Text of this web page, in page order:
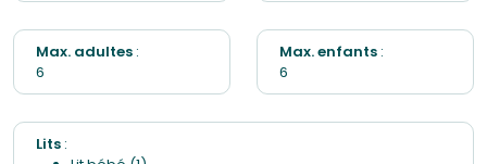
Max. adultes :
6
Max. enfants :
6
Lits :